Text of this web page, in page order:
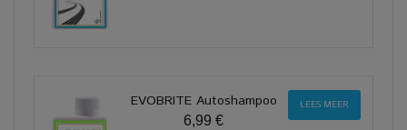
EVOBRITE Autoshampoo
6,99 €
LEES MEER